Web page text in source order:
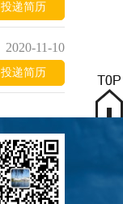
投递简历
2020-11-10
投递简历